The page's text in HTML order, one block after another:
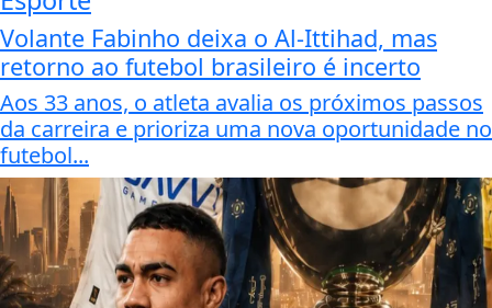
Volante Fabinho deixa o Al-Ittihad, mas
retorno ao futebol brasileiro é incerto
Aos 33 anos, o atleta avalia os próximos passos
da carreira e prioriza uma nova oportunidade no
futebol...